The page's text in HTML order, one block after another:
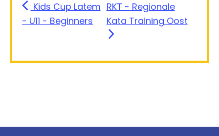
Kids Cup Latem
- U11 - Beginners
RKT - Regionale
Kata Training Oost